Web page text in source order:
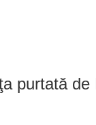
purtată